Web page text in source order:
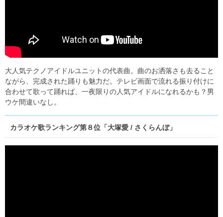
大人気テクノアイドルユニットの代表曲。曲のお洒落さも去ること
ながら、完成された踊りも魅力だ。テレビ画面で流れる振り付けに
合わせて歌って踊れば、一夜限りの人気アイドルになれるかも？男
ウケ間違いなし。
カラオケ歌ランキング第８位「大塚愛 / さくらんぼ」